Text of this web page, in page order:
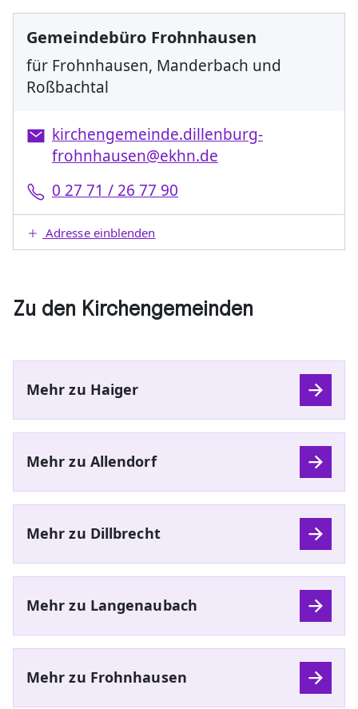
Gemeindebüro Frohnhausen
für Frohnhausen, Manderbach und
Roßbachtal
kirchengemeinde.dillenburg-
frohnhausen@ekhn.de
0 27 71 / 26 77 90
Adresse einblenden
Zu den Kirchengemeinden
Mehr zu Haiger
Mehr zu Allendorf
Mehr zu Dillbrecht
Mehr zu Langenaubach
Mehr zu Frohnhausen